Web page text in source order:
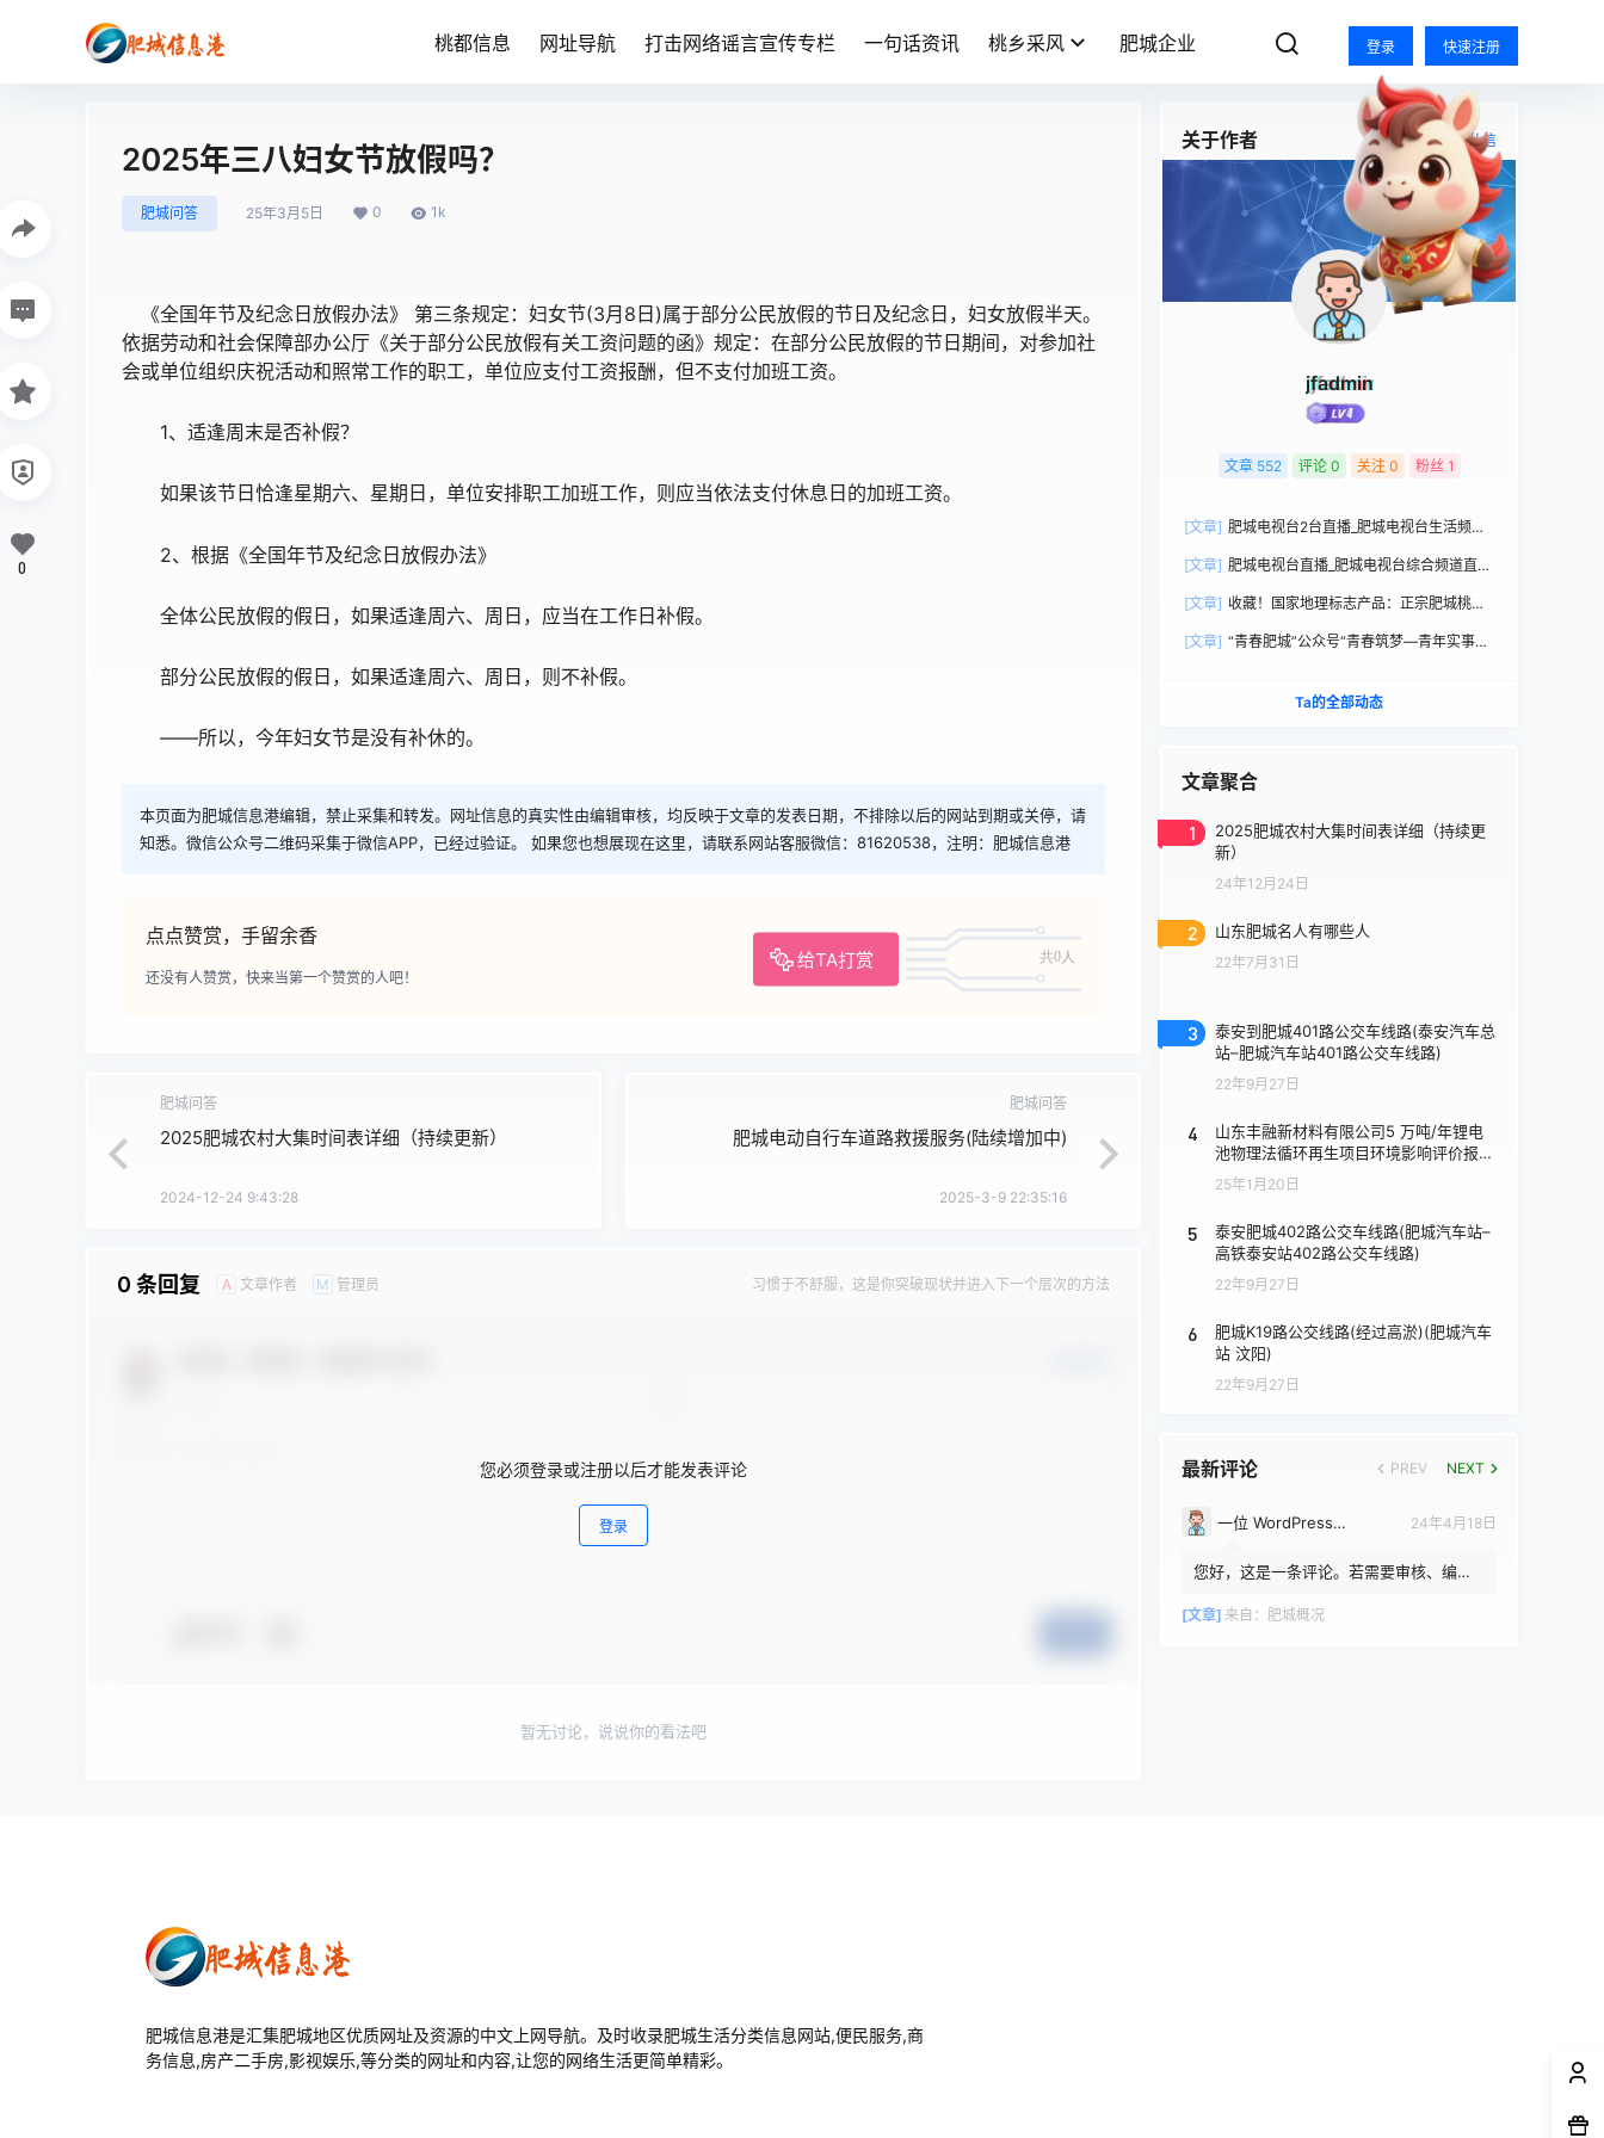
桃都信息 网址导航 打击网络谣言宣传专栏 一句话资讯 桃乡采风 肥城企业 登录 快速注册
2025年三八妇女节放假吗？
肥城问答 25年3月5日 0 1k
《全国年节及纪念日放假办法》 第三条规定：妇女节(3月8日)属于部分公民放假的节日及纪念日，妇女放假半天。
依据劳动和社会保障部办公厅《关于部分公民放假有关工资问题的函》规定：在部分公民放假的节日期间，对参加社
会或单位组织庆祝活动和照常工作的职工，单位应支付工资报酬，但不支付加班工资。
1、适逢周末是否补假？
如果该节日恰逢星期六、星期日，单位安排职工加班工作，则应当依法支付休息日的加班工资。
2、根据《全国年节及纪念日放假办法》
全体公民放假的假日，如果适逢周六、周日，应当在工作日补假。
部分公民放假的假日，如果适逢周六、周日，则不补假。
——所以，今年妇女节是没有补休的。
本页面为肥城信息港编辑，禁止采集和转发。网址信息的真实性由编辑审核，均反映于文章的发表日期，不排除以后的网站到期或关停，请
知悉。微信公众号二维码采集于微信APP，已经过验证。 如果您也想展现在这里，请联系网站客服微信：81620538，注明：肥城信息港
点点赞赏，手留余香
给TA打赏 共0人
还没有人赞赏，快来当第一个赞赏的人吧！
0
肥城问答
2025肥城农村大集时间表详细（持续更新）
2024-12-24 9:43:28
肥城问答
肥城电动自行车道路救援服务(陆续增加中)
2025-3-9 22:35:16
0 条回复 A 文章作者 M 管理员 习惯于不舒服，这是你突破现状并进入下一个层次的方法
您必须登录或注册以后才能发表评论
登录
暂无讨论，说说你的看法吧
关于作者 关注 私信
jfadmin
文章 552 评论 0 关注 0 粉丝 1
[文章] 肥城电视台2台直播_肥城电视台生活频道
[文章] 肥城电视台直播_肥城电视台综合频道直播
[文章] 收藏！国家地理标志产品：正宗肥城桃选
[文章] “青春肥城”公众号“青春筑梦—青年实事直
Ta的全部动态
文章聚合
1
2025肥城农村大集时间表详细（持续更
新）
24年12月24日
2 山东肥城名人有哪些人
22年7月31日
3
泰安到肥城401路公交车线路(泰安汽车总
站–肥城汽车站401路公交车线路)
22年9月27日
4
山东丰融新材料有限公司5 万吨/年锂电
池物理法循环再生项目环境影响评价报批
前公示
25年1月20日
5
泰安肥城402路公交车线路(肥城汽车站–
高铁泰安站402路公交车线路)
22年9月27日
6
肥城K19路公交线路(经过高淤)(肥城汽车
站 汶阳)
22年9月27日
最新评论 PREV NEXT
一位 WordPress 评论者 24年4月18日
您好，这是一条评论。若需要审核、编辑
评论者头像来自 Gravatar。
[文章] 来自： 肥城概况
肥城信息港是汇集肥城地区优质网址及资源的中文上网导航。及时收录肥城生活分类信息网站,便民服务,商
务信息,房产二手房,影视娱乐,等分类的网址和内容,让您的网络生活更简单精彩。